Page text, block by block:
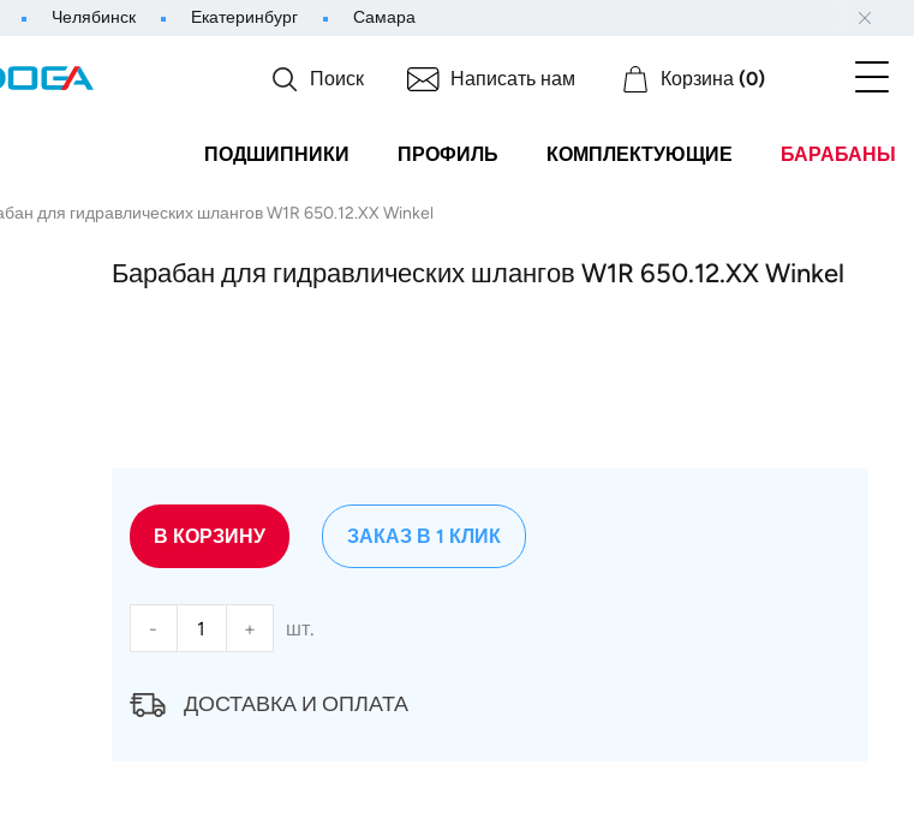
Челябинск Екатеринбург Самара
Поиск Написать нам Корзина (0)
ПОДШИПНИКИ ПРОФИЛЬ КОМПЛЕКТУЮЩИЕ БАРАБАНЫ
для гидравлических шлангов W1R 650.12.XX Winkel
Барабан для гидравлических шлангов W1R 650.12.XX Winkel
В КОРЗИНУ
- + шт.
ЗАКАЗ В 1 КЛИК
ДОСТАВКА И ОПЛАТА